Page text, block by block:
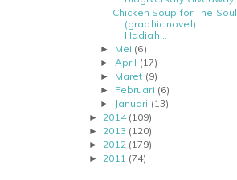
Chicken Soup for The Soul
(graphic novel) :
Hadiah...
► Mei (6)
► April (17)
► Maret (9)
► Februari (6)
► Januari (13)
► 2014 (109)
► 2013 (120)
► 2012 (179)
► 2011 (74)